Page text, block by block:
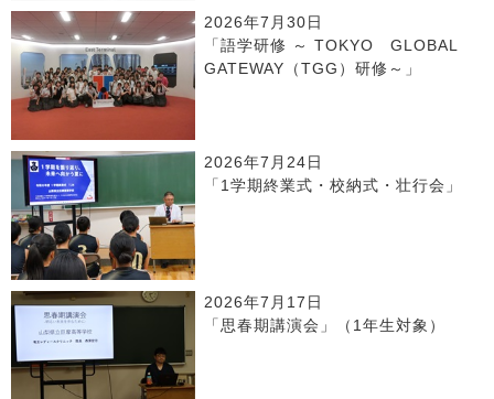
2026年7月30日
「語学研修 ～ TOKYO GLOBAL
GATEWAY（TGG）研修～」
2026年7月24日
「1学期終業式・校納式・壮行会」
2026年7月17日
「思春期講演会」（1年生対象）